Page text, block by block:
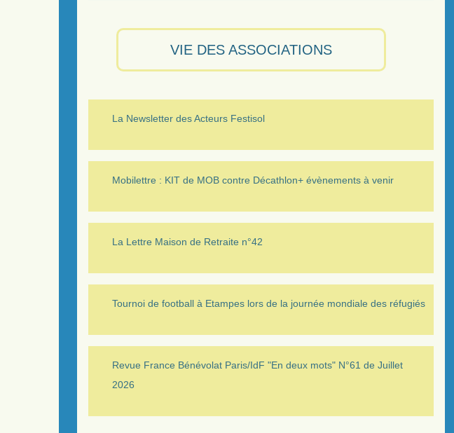
VIE DES ASSOCIATIONS
La Newsletter des Acteurs Festisol
Mobilettre : KIT de MOB contre Décathlon+ évènements à venir
La Lettre Maison de Retraite n°42
Tournoi de football à Etampes lors de la journée mondiale des réfugiés
Revue France Bénévolat Paris/IdF "En deux mots" N°61 de Juillet
2026